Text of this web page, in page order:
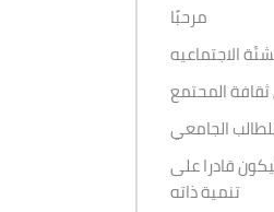
مرحبًا
الاجتماعيه
المحتمع
الجامعي
قادرا على
تنمية ذاته